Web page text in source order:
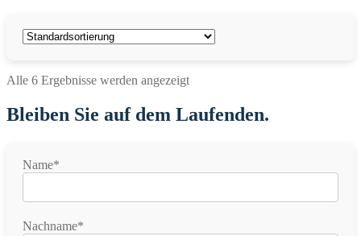
Alle 6 Ergebnisse werden angezeigt
Bleiben Sie auf dem Laufenden.
Name*
Nachname*